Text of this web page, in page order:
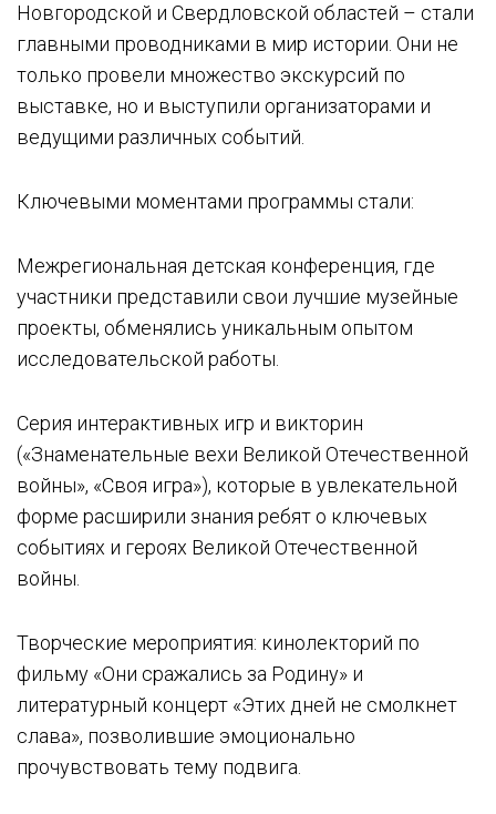
Новгородской и Свердловской областей – стали
главными проводниками в мир истории. Они не
только провели множество экскурсий по
выставке, но и выступили организаторами и
ведущими различных событий.
Ключевыми моментами программы стали:
Межрегиональная детская конференция, где
участники представили свои лучшие музейные
проекты, обменялись уникальным опытом
исследовательской работы.
Серия интерактивных игр и викторин
(«Знаменательные вехи Великой Отечественной
войны», «Своя игра»), которые в увлекательной
форме расширили знания ребят о ключевых
событиях и героях Великой Отечественной
войны.
Творческие мероприятия: кинолекторий по
фильму «Они сражались за Родину» и
литературный концерт «Этих дней не смолкнет
слава», позволившие эмоционально
прочувствовать тему подвига.